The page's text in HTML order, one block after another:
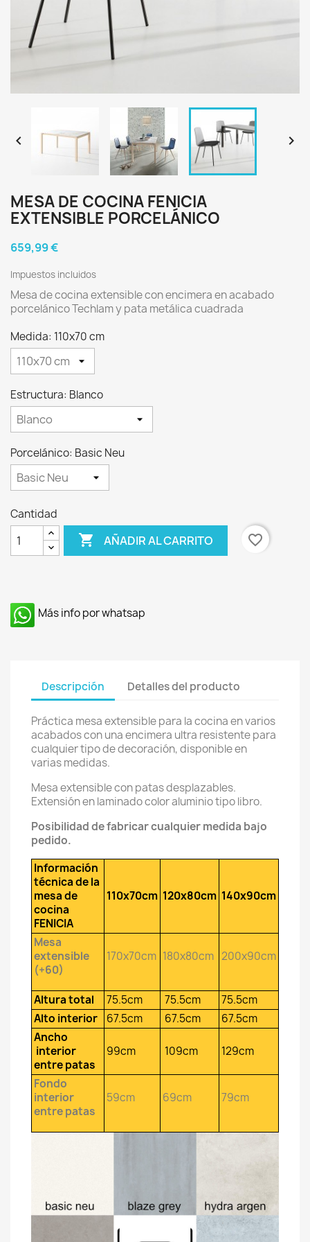
 
MESA DE COCINA FENICIA
EXTENSIBLE PORCELÁNICO
659,99 €
Impuestos incluidos
Mesa de cocina extensible con encimera en acabado
porcelánico Techlam y pata metálica cuadrada
Medida: 110x70 cm
Estructura: Blanco
Porcelánico: Basic Neu
Cantidad
 AÑADIR AL CARRITO favorite_border
Más info por whatsap
Descripción Detalles del producto
Práctica mesa extensible para la cocina en varios
acabados con una encimera ultra resistente para
cualquier tipo de decoración, disponible en
varias medidas.
Mesa extensible con patas desplazables.
Extensión en laminado color aluminio tipo libro.
Posibilidad de fabricar cualquier medida bajo
pedido.
Información
técnica de la
mesa de
cocina
FENICIA
110x70cm 120x80cm 140x90cm
Mesa
extensible
(+60)
170x70cm 180x80cm 200x90cm
Altura total 75.5cm 75.5cm
75.5cm
Alto interior
67.5cm 67.5cm
67.5cm
Ancho
interior
entre patas
99cm 109cm 129cm
Fondo
interior
entre patas
59cm 69cm 79cm